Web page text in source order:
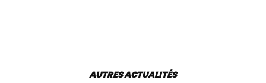
AUTRES ACTUALITÉS